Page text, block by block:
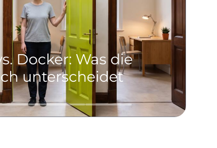
Docker: Was die
unterscheidet